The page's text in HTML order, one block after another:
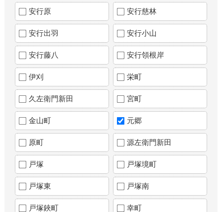
安行原 安行慈林
安行出羽 安行小山
安行藤八 安行領根岸
伊刈 栄町
久左衛門新田 宮町
金山町 元郷
原町 源左衛門新田
戸塚 戸塚境町
戸塚東 戸塚南
戸塚鋏町 幸町